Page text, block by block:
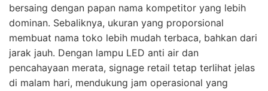
bersaing dengan papan nama kompetitor yang lebih
dominan. Sebaliknya, ukuran yang proporsional
membuat nama toko lebih mudah terbaca, bahkan dari
jarak jauh. Dengan lampu LED anti air dan
pencahayaan merata, signage retail tetap terlihat jelas
di malam hari, mendukung jam operasional yang